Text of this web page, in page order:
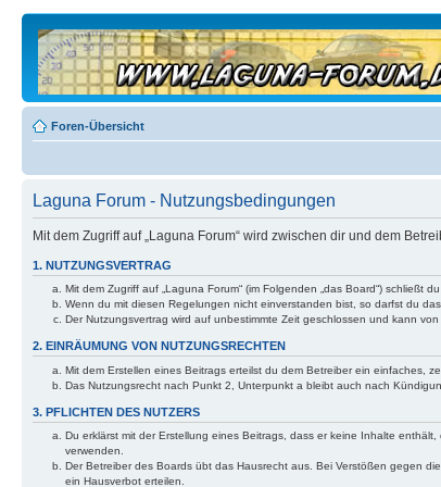
Foren-Übersicht
Laguna Forum - Nutzungsbedingungen
Mit dem Zugriff auf „Laguna Forum“ wird zwischen dir und dem
1. NUTZUNGSVERTRAG
Mit dem Zugriff auf „Laguna Forum“ (im Folgenden „das Board“)
Wenn du mit diesen Regelungen nicht einverstanden bist, so darfst du
Der Nutzungsvertrag wird auf unbestimmte Zeit geschlossen und kann
2. EINRÄUMUNG VON NUTZUNGSRECHTEN
Mit dem Erstellen eines Beitrags erteilst du dem Betreiber ein einfaches,
Das Nutzungsrecht nach Punkt 2, Unterpunkt a bleibt auch nach
3. PFLICHTEN DES NUTZERS
Du erklärst mit der Erstellung eines Beitrags, dass er keine Inhalte
verwenden.
Der Betreiber des Boards übt das Hausrecht aus. Bei Verstößen gegen
ein Hausverbot erteilen.